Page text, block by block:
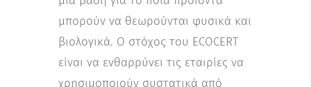
μπορούν να θεωρούνται φυσικά και
βιολογικά. Ο στόχος του ECOCERT
είναι να ενθαρρύνει τις εταιρίες να
χρησιμοποιούν συστατικά από